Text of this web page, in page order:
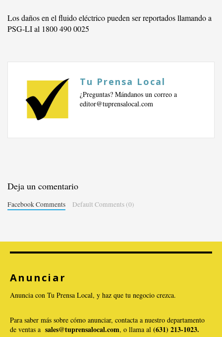
Los daños en el fluido eléctrico pueden ser reportados llamando a
PSG-LI al 1800 490 0025
Tu Prensa Local
¿Preguntas? Mándanos un correo a
editor@tuprensalocal.com
Deja un comentario
Facebook Comments Default Comments (0)
Anunciar
Anuncia con Tu Prensa Local, y haz que tu negocio crezca.
Para saber más sobre cómo anunciar, contacta a nuestro departamento
de ventas a sales@tuprensalocal.com, o llama al (631) 213-1023.